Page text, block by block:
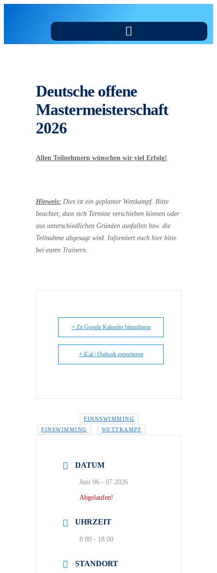
Deutsche offene
Mastermeisterschaft
2026
Allen Teilnehmern wünschen wir viel Erfolg!
Hinweis: Dies ist ein geplanter Wettkampf. Bitte
beachtet, dass sich Termine verschieben können oder
aus unterschiedlichen Gründen ausfallen bzw. die
Teilnahme abgesagt wird. Informiert euch hier bitte
bei euren Trainern.
+ Zu Google Kalender hinzufügen
+ iCal / Outlook exportieren
FINNSWIMMING
FINSWIMMING WETTKAMPF
DATUM
Juni 06 - 07 2026
Abgelaufen!
UHRZEIT
8:00 - 18:00
STANDORT